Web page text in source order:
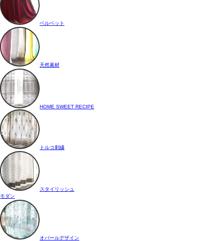
ベルベット
天然素材
HOME SWEET RECIPE
トルコ刺繍
スタイリッシュ
モダン
オパールデザイン